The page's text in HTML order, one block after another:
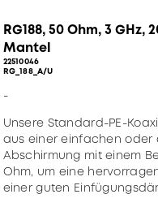
RG188, 50 Ohm, 3 GHz,
Mantel
22510046
RG_188_A/U
-
Unsere Standard-PE-
aus einer einfachen oder
Abschirmung mit einem
Ohm, um eine
einer guten